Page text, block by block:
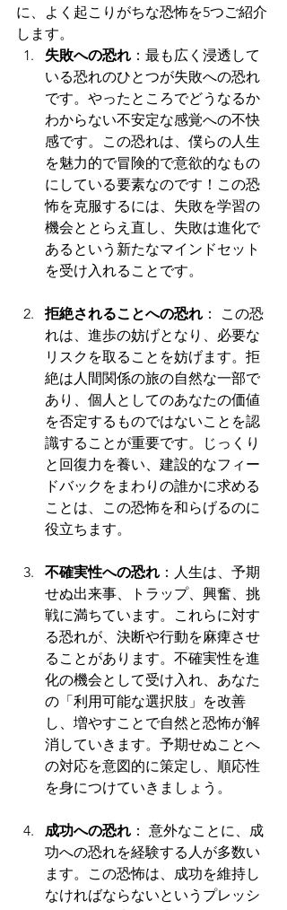
に、よく起こりがちな恐怖を5つご紹介
します。
失敗への恐れ ：最も広く浸透して
いる恐れのひとつが失敗への恐れ
です。やったところでどうなるか
わからない不安定な感覚への不快
感です。この恐れは、僕らの人生
を魅力的で冒険的で意欲的なもの
にしている要素なのです！この恐
怖を克服するには、失敗を学習の
機会ととらえ直し、失敗は進化で
あるという新たなマインドセット
を受け入れることです。
拒絶されることへの恐れ ： この恐
れは、進歩の妨げとなり、必要な
リスクを取ることを妨げます。拒
絶は人間関係の旅の自然な一部で
あり、個人としてのあなたの価値
を否定するものではないことを認
識することが重要です。じっくり
と回復力を養い、建設的なフィー
ドバックをまわりの誰かに求める
ことは、この恐怖を和らげるのに
役立ちます。
不確実性への恐れ ：人生は、予期
せぬ出来事、トラップ、興奮、挑
戦に満ちています。これらに対す
る恐れが、決断や行動を麻痺させ
ることがあります。不確実性を進
化の機会として受け入れ、あなた
の「利用可能な選択肢」を改善
し、増やすことで自然と恐怖が解
消していきます。予期せぬことへ
の対応を意図的に策定し、順応性
を身につけていきましょう。
成功への恐れ ： 意外なことに、成
功への恐れを経験する人が多数い
ます。この恐怖は、成功を維持し
なければならないというプレッシ